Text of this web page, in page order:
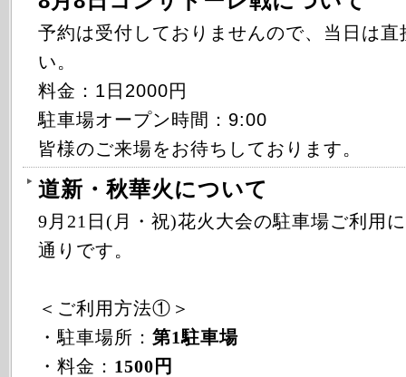
予約は受付しておりませんので、当日は
い。
料金：1日2000円
駐車場オープン時間：9:00
皆様のご来場をお待ちしております。
道新・秋華火について
9月21日(月・祝)花火大会の駐車場ご利用
通りです。
＜ご利用方法①＞
・駐車場所： 第1駐車場
・料金： 1500円